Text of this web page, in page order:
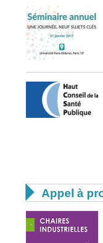
 Appel à